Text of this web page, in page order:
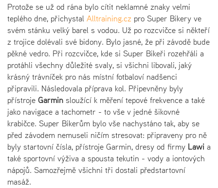
Protože se už od rána bylo cítit neklamné znaky velmi
teplého dne, přichystal Alltraining.cz pro Super Bikery ve
svém stánku velký barel s vodou. Už po rozcvičce si někteří
z trojice dolévali své bidony. Bylo jasné, že při závodě bude
pěkné vedro. Při rozcvičce, kde si Super Bikeři rozehřáli a
protáhli všechny důležité svaly, si všichni libovali, jaký
krásný trávníček pro nás místní fotbaloví nadšenci
připravili. Následovala příprava kol. Připevněny byly
přístroje Garmin sloužící k měření tepové frekvence a také
jako navigace a tachometr - to vše v jedné šikovné
krabičce. Super Bikerům bylo vše nachystáno tak, aby se
před závodem nemuseli ničím stresovat: připraveny pro ně
byly startovní čísla, přístroje Garmin, dresy od firmy Lawi a
také sportovní výživa a spousta tekutin - vody a iontových
nápojů. Samozřejmě všichni tři dostali předstartovní
masáž.